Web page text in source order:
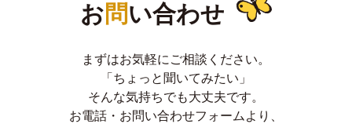
お問い合わせ
まずはお気軽にご相談ください。
「ちょっと聞いてみたい」
そんな気持ちでも大丈夫です。
お電話・お問い合わせフォームより、